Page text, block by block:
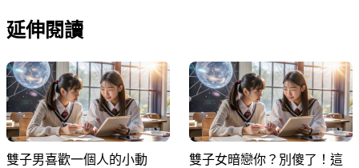
延伸閱讀
雙子男喜歡一個人的小動 雙子女暗戀你？別傻了！這